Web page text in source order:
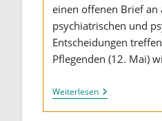
einen offenen Brief an
psychiatrischen und
Entscheidungen
Pflegenden (12. Mai)
Weiterlesen“Ohne
Psychiatrische
Pflege